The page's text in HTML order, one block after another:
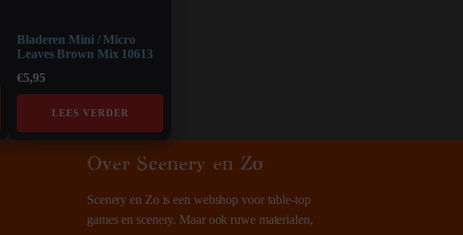
Bladeren Mini / Micro
Leaves Brown Mix 10613
€5,95
LEES VERDER
Over Scenery en Zo
Scenery en Zo is een webshop voor table-top
games en scenery. Maar ook ruwe materialen,